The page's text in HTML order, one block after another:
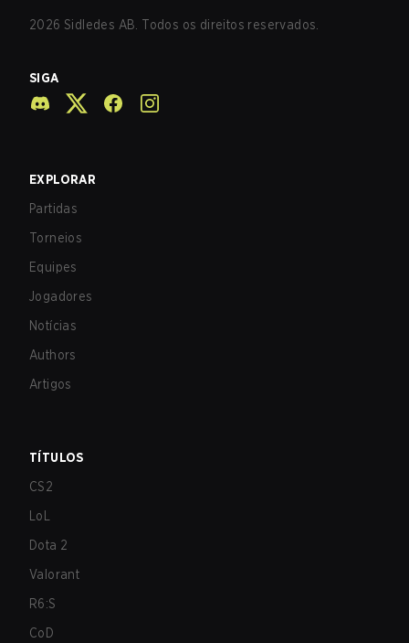
2026 Sidledes AB. Todos os direitos reservados.
SIGA
EXPLORAR
Partidas
Torneios
Equipes
Jogadores
Notícias
Authors
Artigos
TÍTULOS
CS2
LoL
Dota 2
Valorant
R6:S
CoD